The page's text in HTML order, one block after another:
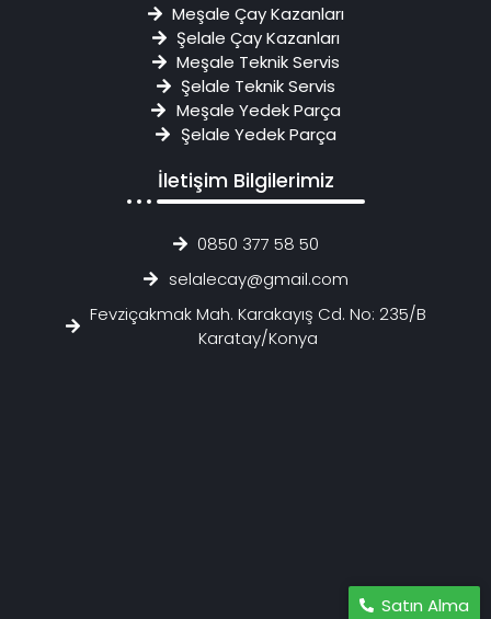
Meşale Çay Kazanları
Şelale Çay Kazanları
Meşale Teknik Servis
Şelale Teknik Servis
Meşale Yedek Parça
Şelale Yedek Parça
İletişim Bilgilerimiz
0850 377 58 50
selalecay@gmail.com
Fevziçakmak Mah. Karakayış Cd. No: 235/B
Karatay/Konya
Satın Alma